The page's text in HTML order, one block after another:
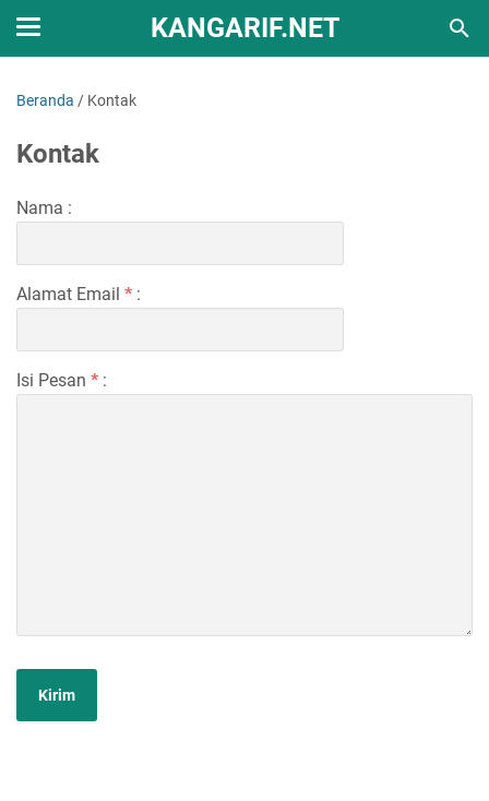
KANGARIF.NET
Beranda / Kontak
Kontak
Nama :
Alamat Email * :
Isi Pesan * :